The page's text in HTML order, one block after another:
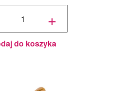
- +
do koszyka